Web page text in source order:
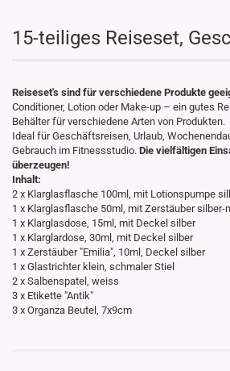
15-teiliges Reiseset,
Reiseset's sind für verschiedene Produkte
Conditioner, Lotion oder Make-up – ein gutes
Behälter für verschiedene Arten von Produkten.
Ideal für Geschäftsreisen, Urlaub,
Gebrauch im Fitnessstudio. Die vielfältigen
überzeugen!
Inhalt:
2 x Klarglasflasche 100ml, mit Lotionspumpe
1 x Klarglasflasche 50ml, mit Zerstäuber silber-
1 x Klarglasdose, 15ml, mit Deckel silber
1 x Klarglardose, 30ml, mit Deckel silber
1 x Zerstäuber "Emilia", 10ml, Deckel silber
1 x Glastrichter klein, schmaler Stiel
2 x Salbenspatel, weiss
3 x Etikette "Antik"
3 x Organza Beutel, 7x9cm